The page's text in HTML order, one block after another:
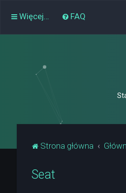
Więcej… FAQ
Strona główna
Seat